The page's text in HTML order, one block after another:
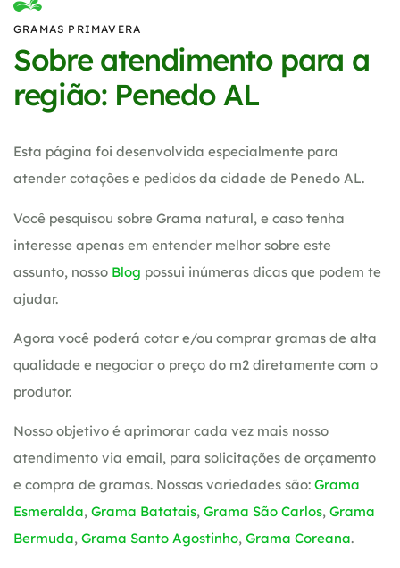
GRAMAS PRIMAVERA
Sobre atendimento para a
região: Penedo AL
Esta página foi desenvolvida especialmente para
atender cotações e pedidos da cidade de Penedo AL.
Você pesquisou sobre Grama natural, e caso tenha
interesse apenas em entender melhor sobre este
assunto, nosso Blog possui inúmeras dicas que podem te
ajudar.
Agora você poderá cotar e/ou comprar gramas de alta
qualidade e negociar o preço do m2 diretamente com o
produtor.
Nosso objetivo é aprimorar cada vez mais nosso
atendimento via email, para solicitações de orçamento
e compra de gramas. Nossas variedades são: Grama
Esmeralda, Grama Batatais, Grama São Carlos, Grama
Bermuda, Grama Santo Agostinho, Grama Coreana.